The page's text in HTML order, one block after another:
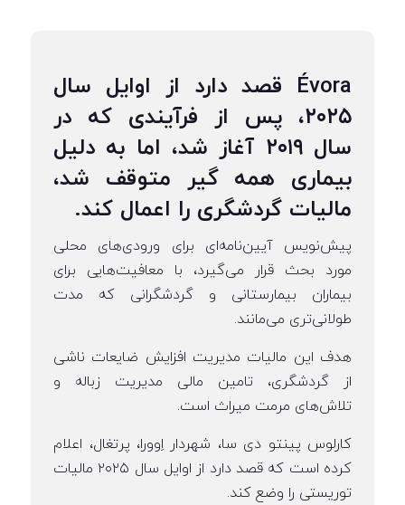
Évora قصد دارد از اوایل سال
۲۰۲۵، پس از فرآیندی که در
سال ۲۰۱۹ آغاز شد، اما به دلیل
بیماری همه گیر متوقف شد،
مالیات گردشگری را اعمال کند.
پیش‌نویس آیین‌نامه‌ای برای ورودی‌های محلی
مورد بحث قرار می‌گیرد، با معافیت‌هایی برای
بیماران بیمارستانی و گردشگرانی که مدت
طولانی‌تری می‌مانند.
هدف این مالیات مدیریت افزایش ضایعات ناشی
از گردشگری، تامین مالی مدیریت زباله و
تلاش‌های مرمت میراث است.
کارلوس پینتو دی سا، شهردار اِوورا، پرتغال، اعلام
کرده است که قصد دارد از اوایل سال ۲۰۲۵ مالیات
توریستی را وضع کند.